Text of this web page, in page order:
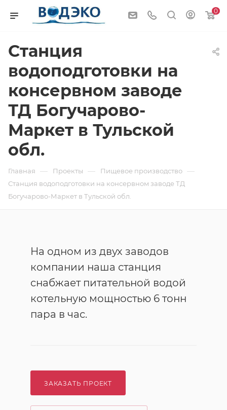
0
Станция
водоподготовки на
консервном заводе
ТД Богучарово-
Маркет в Тульской
обл.
Главная — Проекты — Пищевое производство —
Станция водоподготовки на консервном заводе ТД
Богучарово-Маркет в Тульской обл.
На одном из двух заводов
компании наша станция
снабжает питательной водой
котельную мощностью 6 тонн
пара в час.
ЗАКАЗАТЬ ПРОЕКТ